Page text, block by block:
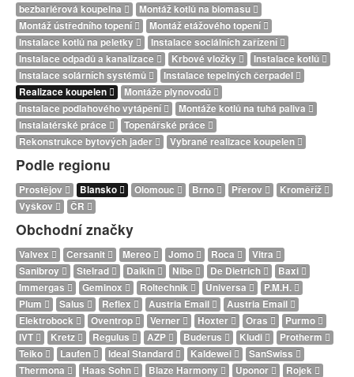
bezbariérová koupelna
Montáž kotlů na biomasu
Montáž ústředního topení
Montáž etážového topení
Instalace kotlů na peletky
Instalace sociálních zařízení
Instalace odpadů a kanalizace
Krbové vložky
Instalace kotlů
Instalace solárních systémů
Instalace tepelných čerpadel
Realizace koupelen
Montáže plynovodů
Instalace podlahového vytápění
Montáže kotlů na tuhá paliva
Instalatérské práce
Topenářské práce
Rekonstrukce bytových jader
Vybrané realizace koupelen
Podle regionu
Prostějov Blansko Olomouc Brno Přerov
Kroměříž
Vyškov
ČR
Obchodní značky
Valvex Cersanit Mereo Jomo Roca
Vitra
Sanibroy
Stelrad Daikin Nibe De Dietrich
Baxi
Immergas
Geminox Roltechnik Universa
P.M.H.
Plum
Salus Reflex Austria Email
Austria Email
Elektrobock
Oventrop Verner Hoxter Oras
Purmo
IVT
Kretz Regulus AZP Buderus Kludi
Protherm
Teiko
Laufen Ideal Standard Kaldewei
SanSwiss
Thermona
Haas Sohn Blaze Harmony Uponor Rojek